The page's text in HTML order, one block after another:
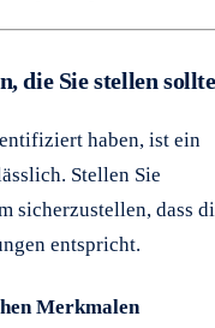
die Sie stellen
haben, ist ein
Stellen Sie
sicherzustellen, dass
entspricht.
Merkmalen